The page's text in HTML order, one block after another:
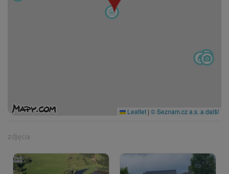
Leaflet | © Seznam.cz a.s. a další
zdjęcia